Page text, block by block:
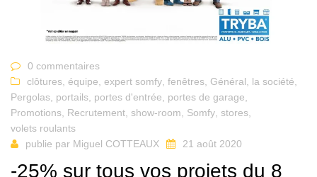
0 commentaires
clôtures équipe expert somfy fenêtres Général la société
Pergolas portails portes d'entrée portes de garage
Promotions Recrutement show-room Somfy stores
volets roulants
publie par Miguel COTTEAUX 21 août 2020
-25% sur tous vos projets du 8